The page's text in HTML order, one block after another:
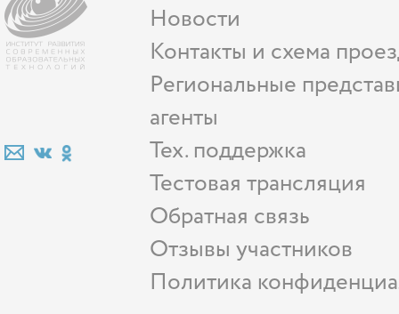
Новости
Контакты и схема
Региональные
агенты
Тех. поддержка
Тестовая трансляция
Обратная связь
Отзывы участников
Политика